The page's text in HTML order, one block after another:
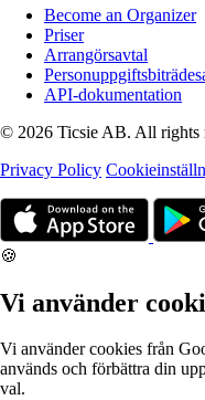
Become an Organizer
Priser
Arrangörsavtal
API-dokumentation
© 2026 Ticsie AB. All rights
Privacy Policy
🍪
Vi använder
Vi använder cookies från
används och förbättra din
val.